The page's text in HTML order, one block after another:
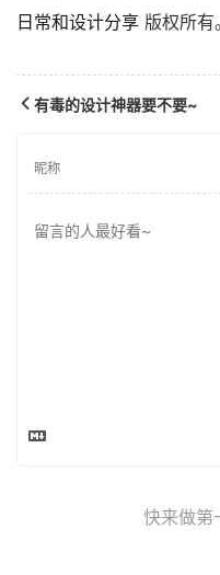
日常和设计分享 版权所有
有毒的设计神器要不要~
快来做第